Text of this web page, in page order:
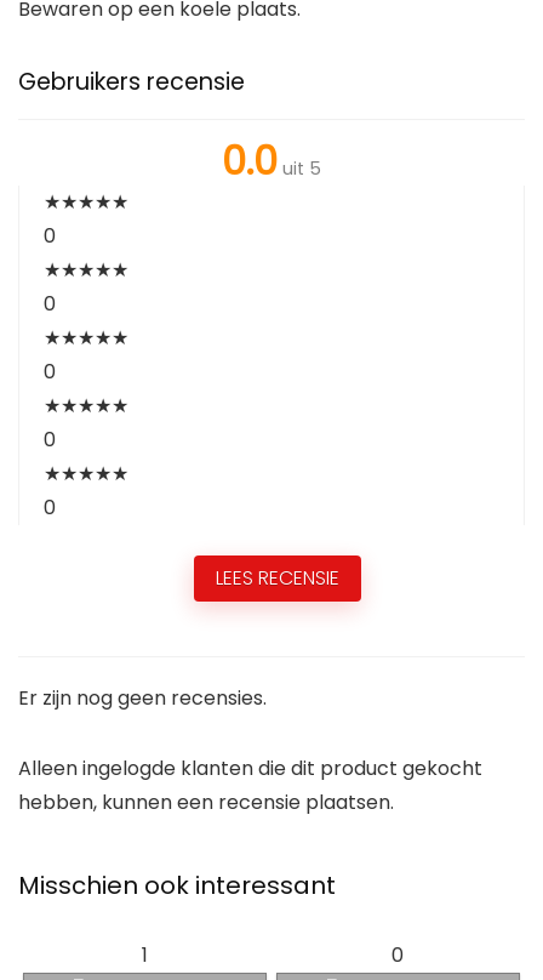
Bewaren op een koele plaats.
Gebruikers recensie
0.0 uit 5
★★★★★
0
★★★★★
0
★★★★★
0
★★★★★
0
★★★★★
0
LEES RECENSIE
Er zijn nog geen recensies.
Alleen ingelogde klanten die dit product gekocht
hebben, kunnen een recensie plaatsen.
Misschien ook interessant
1 0